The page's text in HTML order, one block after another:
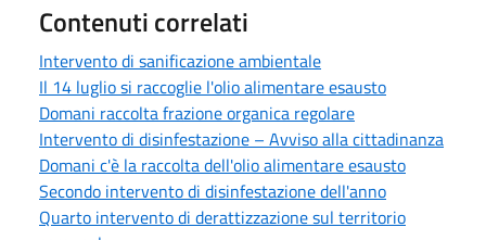
Contenuti correlati
Intervento di sanificazione ambientale
Il 14 luglio si raccoglie l'olio alimentare esausto
Domani raccolta frazione organica regolare
Intervento di disinfestazione – Avviso alla cittadinanza
Domani c'è la raccolta dell'olio alimentare esausto
Secondo intervento di disinfestazione dell'anno
Quarto intervento di derattizzazione sul territorio